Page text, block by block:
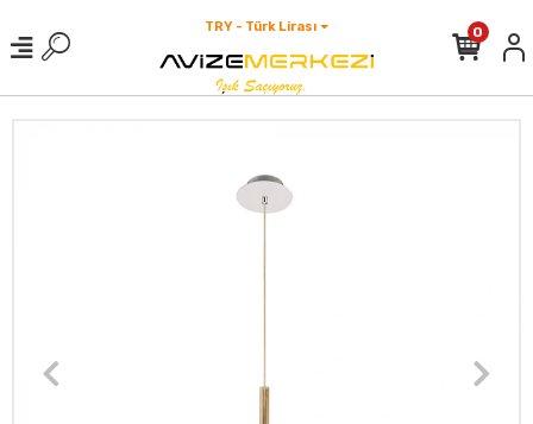
TRY - Türk Lirası 0